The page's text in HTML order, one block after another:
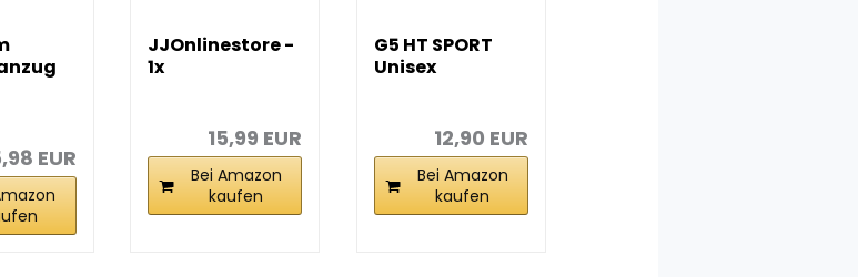
EUR
JJOnlinestore -
1x
15,99 EUR
Bei Amazon
kaufen
G5 HT SPORT
Unisex
12,90 EUR
Bei Amazon
kaufen